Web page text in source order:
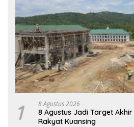
1 8 Agustus 2026
8 Agustus Jadi Target
Rakyat Kuansing